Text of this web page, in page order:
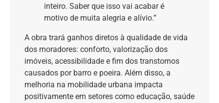
inteiro. Saber que isso vai acabar é
motivo de muita alegria e alívio.”
A obra trará ganhos diretos à qualidade de vida
dos moradores: conforto, valorização dos
imóveis, acessibilidade e fim dos transtornos
causados por barro e poeira. Além disso, a
melhoria na mobilidade urbana impacta
positivamente em setores como educação, saúde